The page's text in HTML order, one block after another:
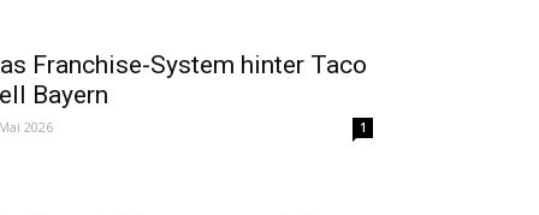
Franchise-System hinter Taco
Bayern
2026 1